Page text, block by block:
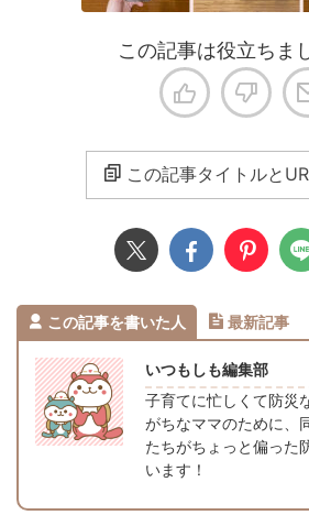
この記事は役立ちま
この記事タイトルと
この記事を書いた人 最新記事
いつもしも編集部
子育てに忙しくて防災
がちなママのために、
たちがちょっと偏った
います！